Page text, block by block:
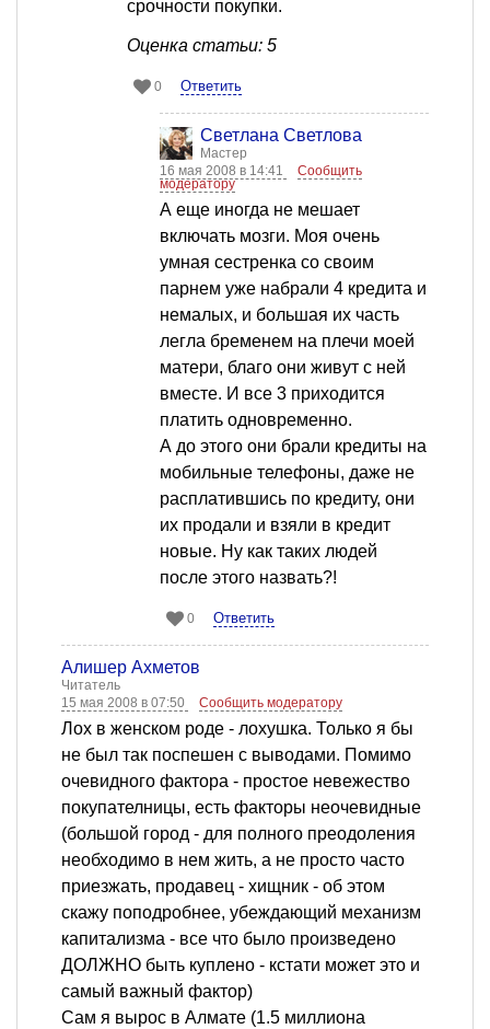
срочности покупки.
Оценка статьи: 5
0 Ответить
Светлана Светлова
Мастер
16 мая 2008 в 14:41
Сообщить
модератору
А еще иногда не мешает
включать мозги. Моя очень
умная сестренка со своим
парнем уже набрали 4 кредита и
немалых, и большая их часть
легла бременем на плечи моей
матери, благо они живут с ней
вместе. И все 3 приходится
платить одновременно.
А до этого они брали кредиты на
мобильные телефоны, даже не
расплатившись по кредиту, они
их продали и взяли в кредит
новые. Ну как таких людей
после этого назвать?!
0 Ответить
Алишер Ахметов
Читатель
15 мая 2008 в 07:50
Сообщить модератору
Лох в женском роде - лохушка. Только я бы
не был так поспешен с выводами. Помимо
очевидного фактора - простое невежество
покупателницы, есть факторы неочевидные
(большой город - для полного преодоления
необходимо в нем жить, а не просто часто
приезжать, продавец - хищник - об этом
скажу поподробнее, убеждающий механизм
капитализма - все что было произведено
ДОЛЖНО быть куплено - кстати может это и
самый важный фактор)
Сам я вырос в Алмате (1.5 миллиона